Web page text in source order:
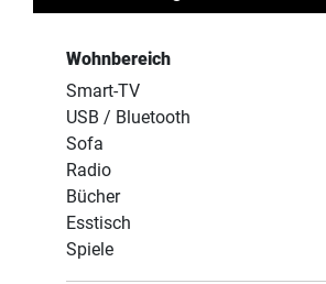
Wohnbereich
Smart-TV
USB / Bluetooth
Sofa
Radio
Bücher
Esstisch
Spiele